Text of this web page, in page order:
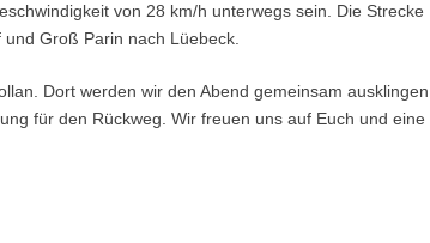
von 28 km/h unterwegs sein. Die Strecke
Groß Parin nach Lüebeck.
Dort werden wir den Abend gemeinsam ausklingen
für den Rückweg. Wir freuen uns auf Euch und eine